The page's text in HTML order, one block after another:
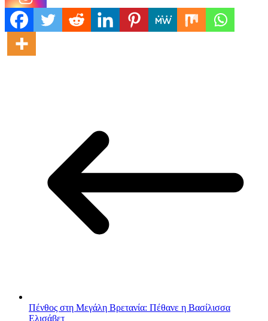
Πένθος στη Μεγάλη Βρετανία: Πέθανε η Βασίλισσα
Ελισάβετ